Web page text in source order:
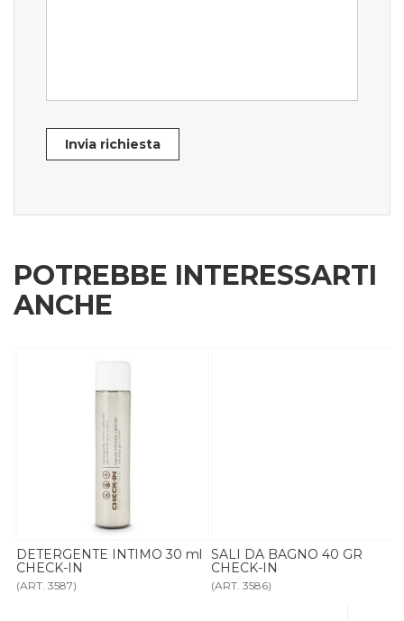
Invia richiesta
POTREBBE INTERESSARTI
ANCHE
DETERGENTE INTIMO 30 ml
CHECK-IN
(ART. 3587)
SALI DA BAGNO 40 GR
CHECK-IN
(ART. 3586)